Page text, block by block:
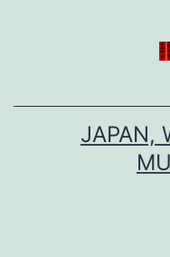
JAPAN,